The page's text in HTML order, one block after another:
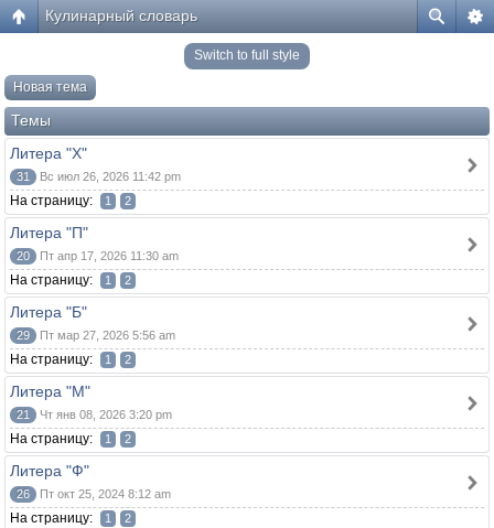
Кулинарный словарь
Switch to full style
Новая тема
Темы
Литера "Х"
31 Вс июл 26, 2026 11:42 pm
На страницу: 1 2
Литера "П"
20 Пт апр 17, 2026 11:30 am
На страницу: 1 2
Литера "Б"
29 Пт мар 27, 2026 5:56 am
На страницу: 1 2
Литера "М"
21 Чт янв 08, 2026 3:20 pm
На страницу: 1 2
Литера "Ф"
26 Пт окт 25, 2024 8:12 am
На страницу: 1 2